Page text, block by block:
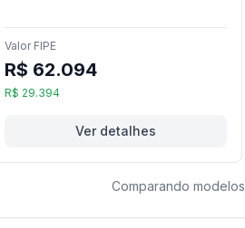
Valor FIPE
R$ 62.094
R$ 29.394
Ver detalhes
Comparando